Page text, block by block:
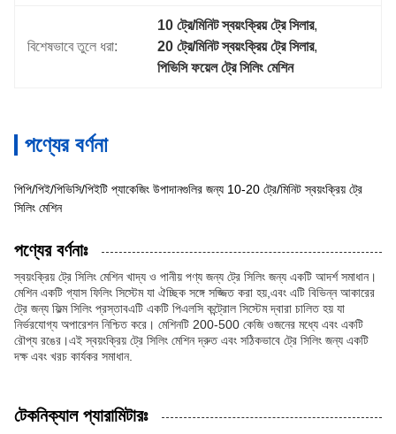
বিশেষভাবে তুলে ধরা:
10 ট্রে/মিনিট স্বয়ংক্রিয় ট্রে সিলার,
20 ট্রে/মিনিট স্বয়ংক্রিয় ট্রে সিলার,
পিভিসি ফয়েল ট্রে সিলিং মেশিন
পণ্যের বর্ণনা
পিপি/পিই/পিভিসি/পিইটি প্যাকেজিং উপাদানগুলির জন্য 10-20 ট্রে/মিনিট স্বয়ংক্রিয় ট্রে
সিলিং মেশিন
পণ্যের বর্ণনাঃ
স্বয়ংক্রিয় ট্রে সিলিং মেশিন খাদ্য ও পানীয় পণ্য জন্য ট্রে সিলিং জন্য একটি আদর্শ সমাধান।
মেশিন একটি গ্যাস ফিলিং সিস্টেম যা ঐচ্ছিক সঙ্গে সজ্জিত করা হয়,এবং এটি বিভিন্ন আকারের
ট্রে জন্য ফিল্ম সিলিং প্রস্তাবএটি একটি পিএলসি কন্ট্রোল সিস্টেম দ্বারা চালিত হয় যা
নির্ভরযোগ্য অপারেশন নিশ্চিত করে। মেশিনটি 200-500 কেজি ওজনের মধ্যে এবং একটি
রৌপ্য রঙের।এই স্বয়ংক্রিয় ট্রে সিলিং মেশিন দ্রুত এবং সঠিকভাবে ট্রে সিলিং জন্য একটি
দক্ষ এবং খরচ কার্যকর সমাধান.
টেকনিক্যাল প্যারামিটারঃ